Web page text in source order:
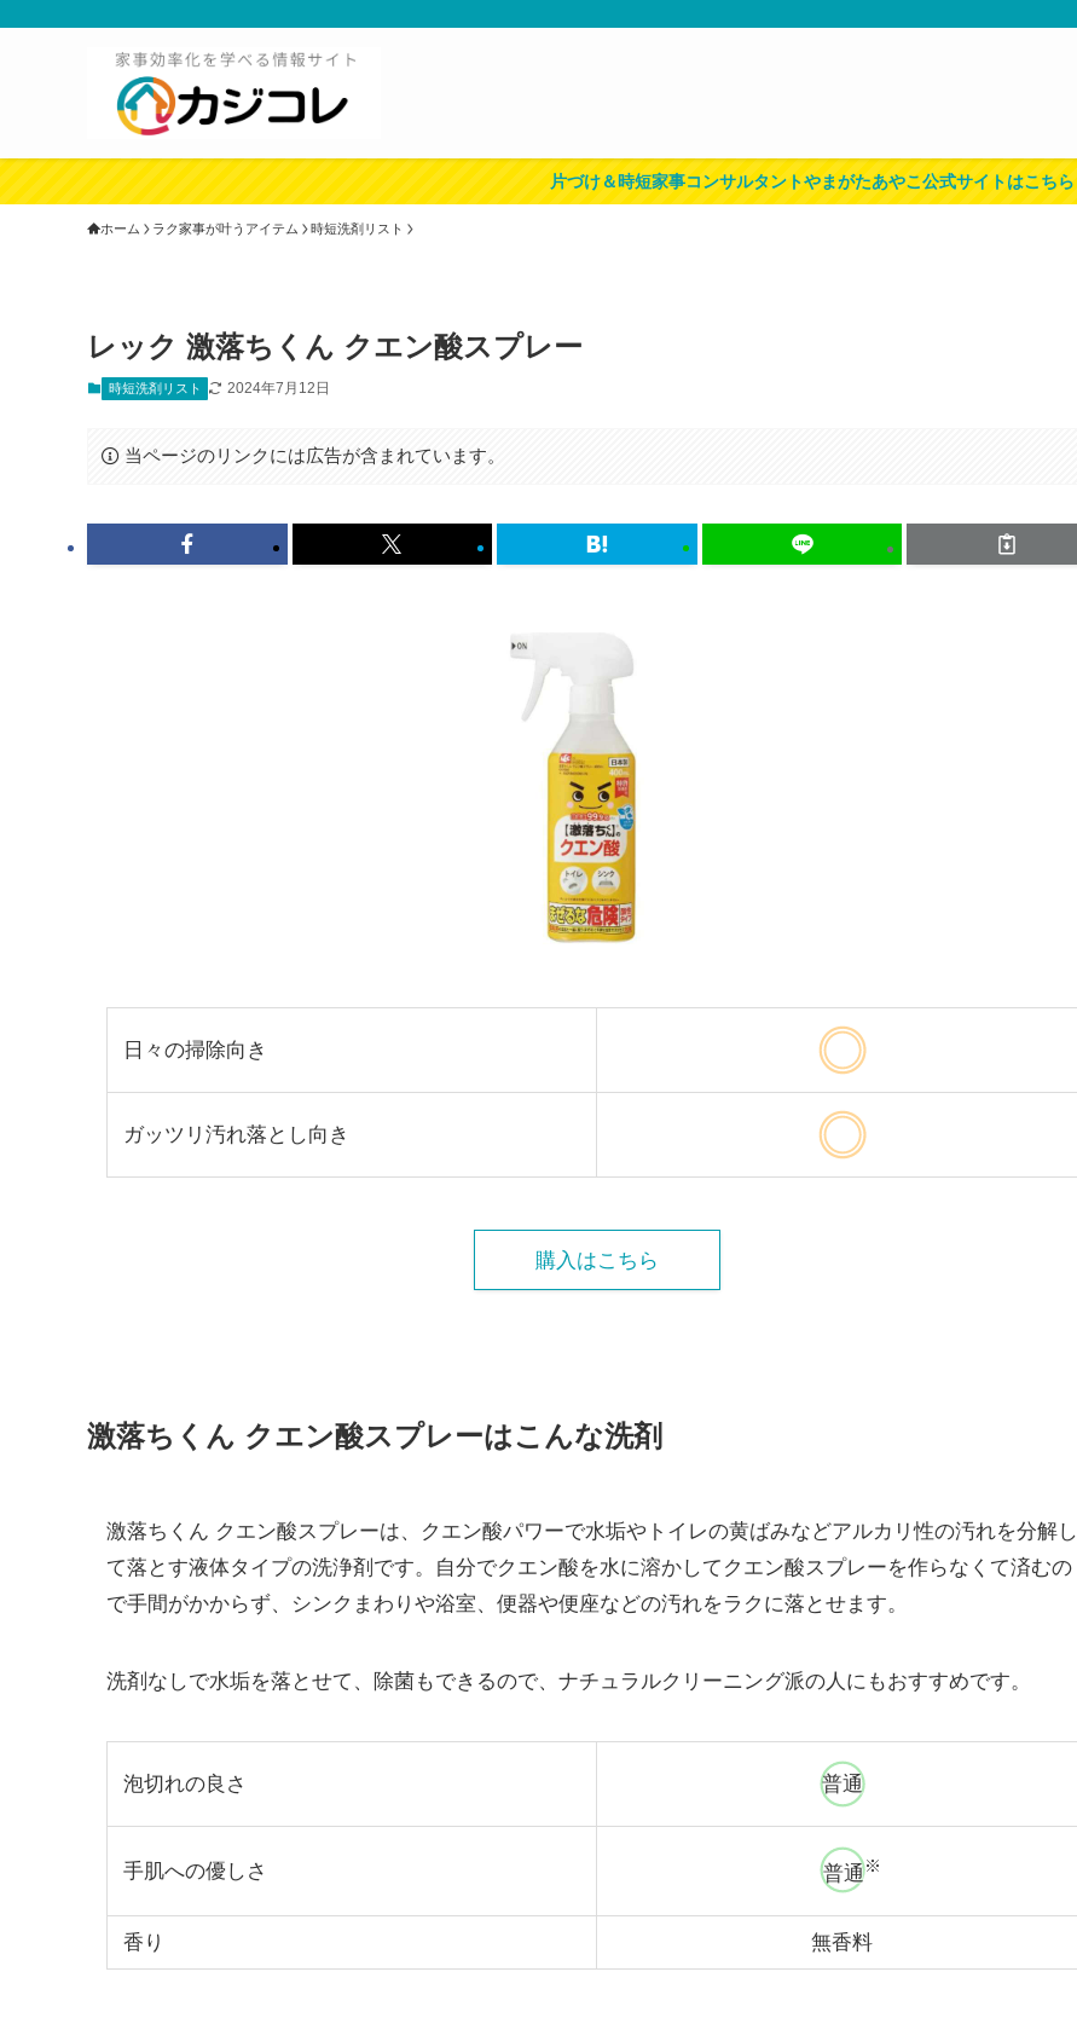
片づけ＆時短家事コンサルタントやまがたあやこ公式サイトはこちら
ホーム ラク家事が叶うアイテム 時短洗剤リスト
レック 激落ちくん クエン酸スプレー
時短洗剤リスト 2024年7月12日
当ページのリンクには広告が含まれています。
日々の掃除向き
ガッツリ汚れ落とし向き
購入はこちら
激落ちくん クエン酸スプレーはこんな洗剤
激落ちくん クエン酸スプレーは、クエン酸パワーで水垢やトイレの黄ばみなどアルカリ性の汚れを分解し
て落とす液体タイプの洗浄剤です。自分でクエン酸を水に溶かしてクエン酸スプレーを作らなくて済むの
で手間がかからず、シンクまわりや浴室、便器や便座などの汚れをラクに落とせます。
洗剤なしで水垢を落とせて、除菌もできるので、ナチュラルクリーニング派の人にもおすすめです。
泡切れの良さ 普通
手肌への優しさ 普通※
香り 無香料